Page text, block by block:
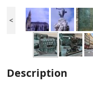
<
Description